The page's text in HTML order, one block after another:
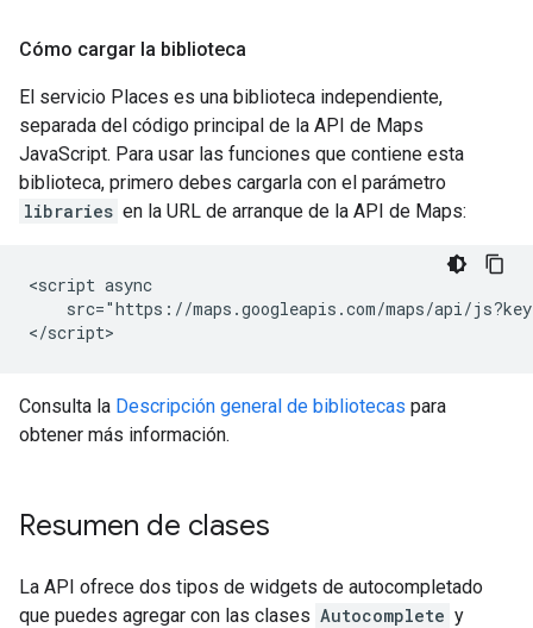
Cómo cargar la biblioteca
El servicio Places es una biblioteca independiente,
separada del código principal de la API de Maps
JavaScript. Para usar las funciones que contiene esta
biblioteca, primero debes cargarla con el parámetro
libraries en la URL de arranque de la API de Maps:
<script async
src="https://maps.googleapis.com/maps/api/
</script>
Consulta la Descripción general de bibliotecas para
obtener más información.
Resumen de clases
La API ofrece dos tipos de widgets de autocompletado
que puedes agregar con las clases Autocomplete y